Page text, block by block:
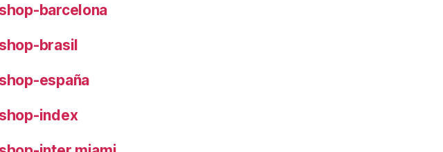
barcelona
brasil
españa
index